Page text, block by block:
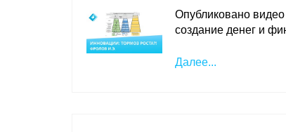
Опубликовано
создание денег и
Далее...